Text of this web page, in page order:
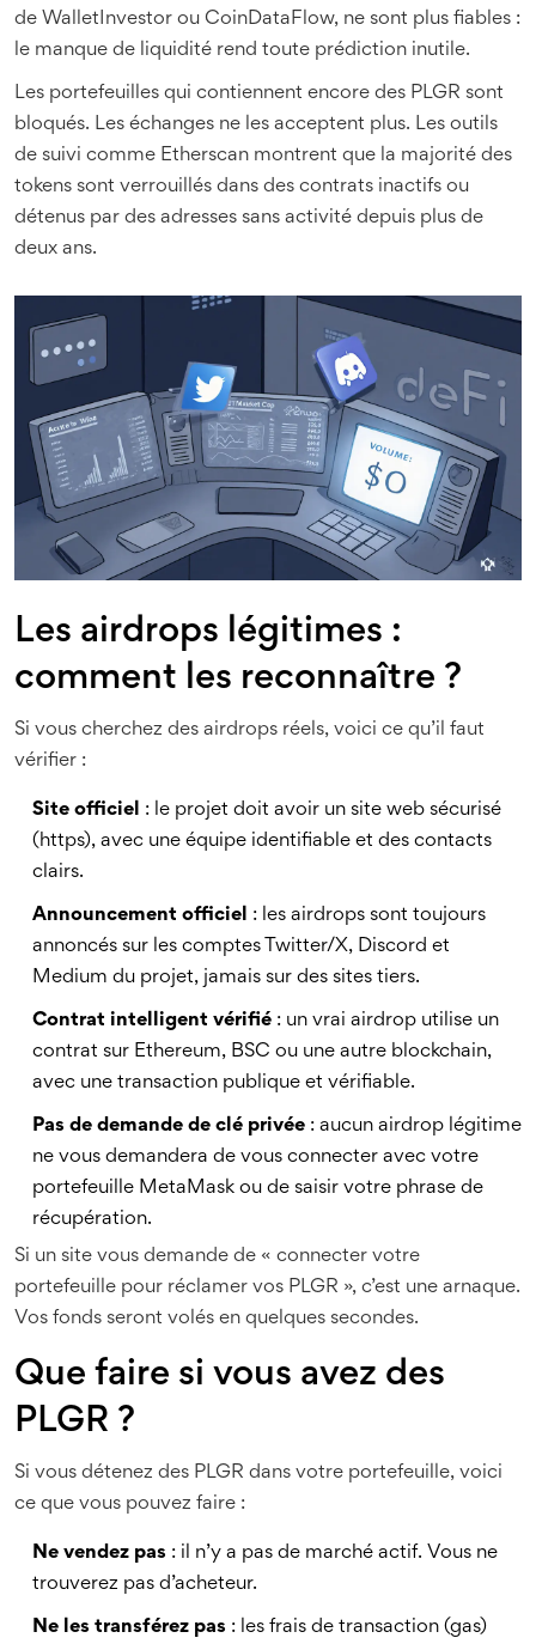
de WalletInvestor ou CoinDataFlow, ne sont plus fiables :
le manque de liquidité rend toute prédiction inutile.
Les portefeuilles qui contiennent encore des PLGR sont
bloqués. Les échanges ne les acceptent plus. Les outils
de suivi comme Etherscan montrent que la majorité des
tokens sont verrouillés dans des contrats inactifs ou
détenus par des adresses sans activité depuis plus de
deux ans.
Les airdrops légitimes :
comment les reconnaître ?
Si vous cherchez des airdrops réels, voici ce qu’il faut
vérifier :
Site officiel : le projet doit avoir un site web sécurisé
(https), avec une équipe identifiable et des contacts
clairs.
Announcement officiel : les airdrops sont toujours
annoncés sur les comptes Twitter/X, Discord et
Medium du projet, jamais sur des sites tiers.
Contrat intelligent vérifié : un vrai airdrop utilise un
contrat sur Ethereum, BSC ou une autre blockchain,
avec une transaction publique et vérifiable.
Pas de demande de clé privée : aucun airdrop légitime
ne vous demandera de vous connecter avec votre
portefeuille MetaMask ou de saisir votre phrase de
récupération.
Si un site vous demande de « connecter votre
portefeuille pour réclamer vos PLGR », c’est une arnaque.
Vos fonds seront volés en quelques secondes.
Que faire si vous avez des
PLGR ?
Si vous détenez des PLGR dans votre portefeuille, voici
ce que vous pouvez faire :
Ne vendez pas : il n’y a pas de marché actif. Vous ne
trouverez pas d’acheteur.
Ne les transférez pas : les frais de transaction (gas)